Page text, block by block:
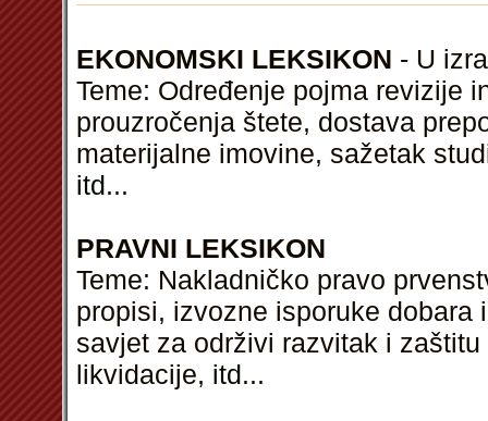
EKONOMSKI LEKSIKON - U
Teme: Određenje pojma revizije
prouzročenja štete, dostava
materijalne imovine, sažetak
itd...
PRAVNI LEKSIKON
Teme: Nakladničko pravo
propisi, izvozne isporuke dobara
savjet za održivi razvitak i
likvidacije, itd...